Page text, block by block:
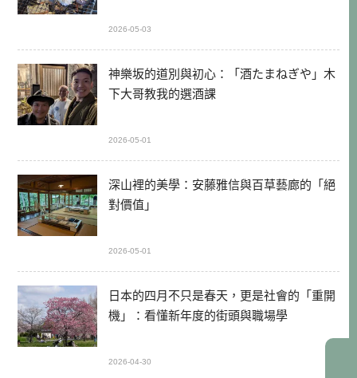
2026-05-03
神樂坂的道別與初心：「酒たまねぎや」木
下大哥教我的選酒課
2026-05-01
深山裡的美學：安藤雅信與百草藝廊的「絕
對價值」
2026-05-01
日本的四月不只是春天，更是社會的「重開
機」：看懂新年度的街頭與職場學
2026-04-30